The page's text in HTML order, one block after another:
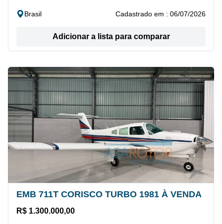
Brasil Cadastrado em : 06/07/2026
Adicionar a lista para comparar
EMB 711T CORISCO TURBO 1981 À VENDA
R$ 1.300.000,00